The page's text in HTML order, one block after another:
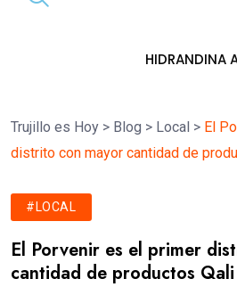
HIDRANDINA ADVIERTE QUE
Trujillo es Hoy > Blog > Local > El
distrito con mayor cantidad de
#LOCAL
El Porvenir es el primer
cantidad de productos